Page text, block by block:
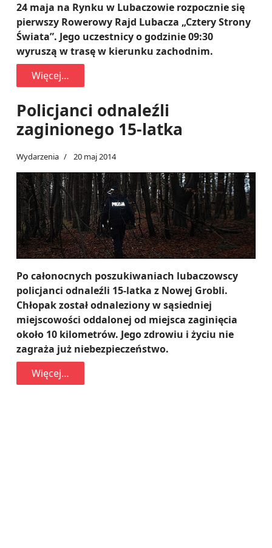
24 maja na Rynku w Lubaczowie rozpocznie się
pierwszy Rowerowy Rajd Lubacza „Cztery Strony
Świata”. Jego uczestnicy o godzinie 09:30
wyruszą w trasę w kierunku zachodnim.
Więcej…
Policjanci odnaleźli
zaginionego 15-latka
Wydarzenia 20 maj 2014
Po całonocnych poszukiwaniach lubaczowscy
policjanci odnaleźli 15-latka z Nowej Grobli.
Chłopak został odnaleziony w sąsiedniej
miejscowości oddalonej od miejsca zaginięcia
około 10 kilometrów. Jego zdrowiu i życiu nie
zagraża już niebezpieczeństwo.
Więcej…